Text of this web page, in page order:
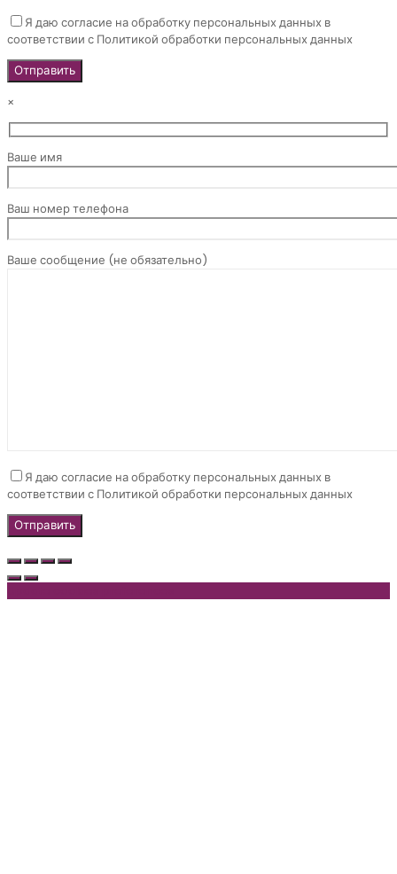
Я даю согласие на обработку персональных данных в
соответствии с Политикой обработки персональных данных
×
Ваше имя
Ваш номер телефона
Ваше сообщение (не обязательно)
Я даю согласие на обработку персональных данных в
соответствии с Политикой обработки персональных данных